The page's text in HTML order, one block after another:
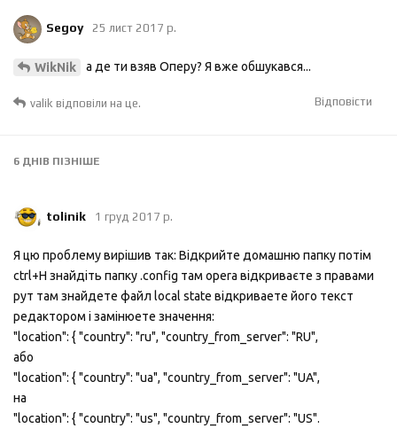
Segoy 25 лист 2017 р.
WikNik а де ти взяв Оперу? Я вже обшукався...
Відповісти
valik відповіли на це.
6 ДНІВ ПІЗНІШЕ
tolinik 1 груд 2017 р.
Я цю проблему вирішив так: Відкрийте домашню папку потім
ctrl+H знайдіть папку .config там opera відкриваєте з правами
рут там знайдете файл local state відкриваете його текст
редактором і замінюете значення:
"location": { "country": "ru", "country_from_server": "RU",
або
"location": { "country": "ua", "country_from_server": "UA",
на
"location": { "country": "us", "country_from_server": "US".